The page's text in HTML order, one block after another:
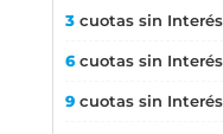
3 cuotas sin
6cuotas sin
9 cuotas sin